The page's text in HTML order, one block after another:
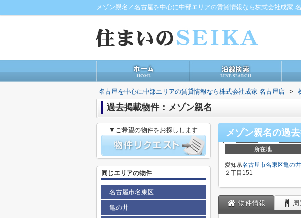
メゾン親名／名古屋を中心に中部エリアの賃貸情報なら株式会社成家
名古屋を中心に中部エリアの賃貸情報なら株式会社成家 名古屋店 >
過去掲載物件：メゾン親名
メゾン親名の過
所在地
愛知県名古屋市名東区亀の井
２丁目151
物件情報 周
▼ご希望の物件をお探しします
同じエリアの物件
名古屋市名東区
亀の井